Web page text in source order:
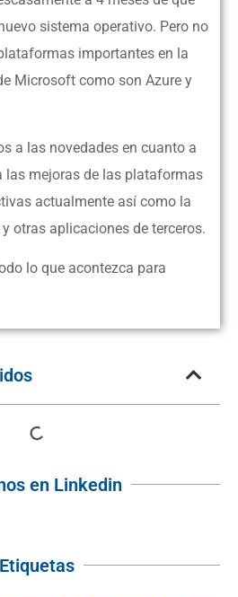
sistema operativo. Pero no
importantes en la
Microsoft como son Azure y
a las novedades en cuanto a
las mejoras de las plataformas
actualmente así como la
otras aplicaciones de terceros.
lo que acontezca para
en Linkedin
Etiquetas